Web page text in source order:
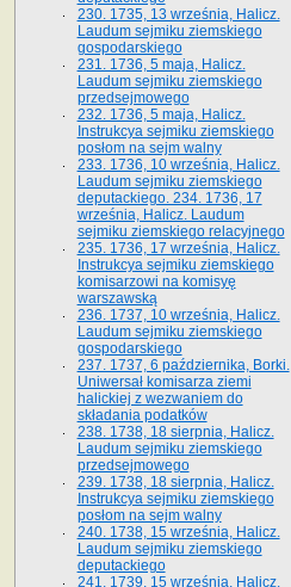
230. 1735, 13 września, Halicz.
Laudum sejmiku ziemskiego
gospodarskiego
231. 1736, 5 maja, Halicz.
Laudum sejmiku ziemskiego
przedsejmowego
232. 1736, 5 maja, Halicz.
Instrukcya sejmiku ziemskiego
posłom na sejm walny
233. 1736, 10 września, Halicz.
Laudum sejmiku ziemskiego
deputackiego. 234. 1736, 17
września, Halicz. Laudum
sejmiku ziemskiego relacyjnego
235. 1736, 17 września, Halicz.
Instrukcya sejmiku ziemskiego
komisarzowi na komisyę
warszawską
236. 1737, 10 września, Halicz.
Laudum sejmiku ziemskiego
gospodarskiego
237. 1737, 6 października, Borki.
Uniwersał komisarza ziemi
halickiej z wezwaniem do
składania podatków
238. 1738, 18 sierpnia, Halicz.
Laudum sejmiku ziemskiego
przedsejmowego
239. 1738, 18 sierpnia, Halicz.
Instrukcya sejmiku ziemskiego
posłom na sejm walny
240. 1738, 15 września, Halicz.
Laudum sejmiku ziemskiego
deputackiego
241. 1739, 15 września, Halicz.